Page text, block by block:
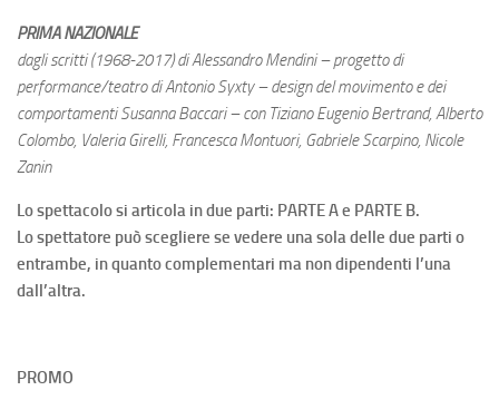
PRIMA NAZIONALE
dagli scritti (1968-2017) di Alessandro Mendini – progetto di
performance/teatro di Antonio Syxty – design del movimento e dei
comportamenti Susanna Baccari –con Tiziano Eugenio Bertrand, Alberto
Colombo, Valeria Girelli, Francesca Montuori, Gabriele Scarpino, Nicole
Zanin
Lo spettacolo si articola in due parti: PARTE A e PARTE B.
Lo spettatore può scegliere se vedere una sola delle due parti o
entrambe, in quanto complementari ma non dipendenti l’una
dall’altra.
PROMO